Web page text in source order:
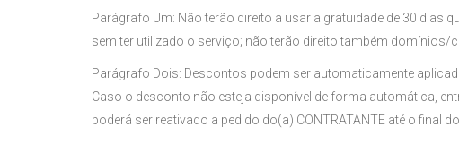
Parágrafo Um: Não terão direito a usar a gratuidade de 30 dias
sem ter utilizado o serviço; não terão direito também domínios/
Parágrafo Dois: Descontos podem ser automaticamente
Caso o desconto não esteja disponível de forma automática,
poderá ser reativado a pedido do(a) CONTRATANTE até o final